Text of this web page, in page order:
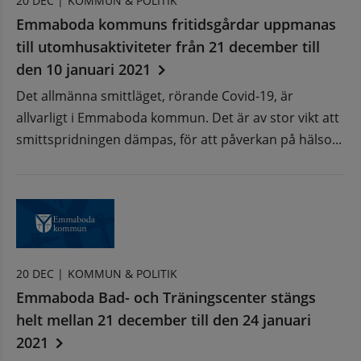
Emmaboda kommuns fritidsgårdar uppmanas
till utomhusaktiviteter från 21 december till
den 10 januari 2021
Det allmänna smittläget, rörande Covid-19, är
allvarligt i Emmaboda kommun. Det är av stor vikt att
smittspridningen dämpas, för att påverkan på hälso...
20 DEC | KOMMUN & POLITIK
Emmaboda Bad- och Träningscenter stängs
helt mellan 21 december till den 24 januari
2021